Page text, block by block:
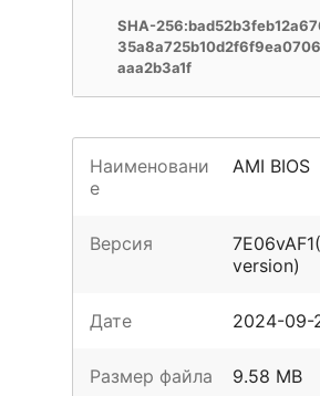
SHA-
aaa2b3a1f
Наименовани
е
AMI BIOS
Версия
version)
Дате 2024-09-
Размер файла 9.58 MB